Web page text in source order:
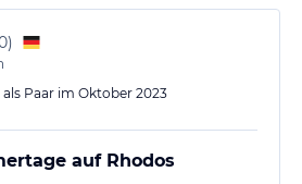
)
als Paar im Oktober 2023
auf Rhodos